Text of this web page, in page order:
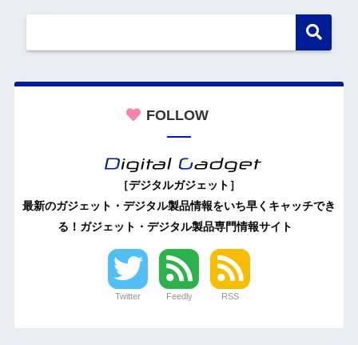
FOLLOW
［デジタルガジェット］
最新のガジェット・デジタル製品情報をいち早くキャッチでき
る！ガジェット・デジタル製品専門情報サイト
Twitter Feedly RSS